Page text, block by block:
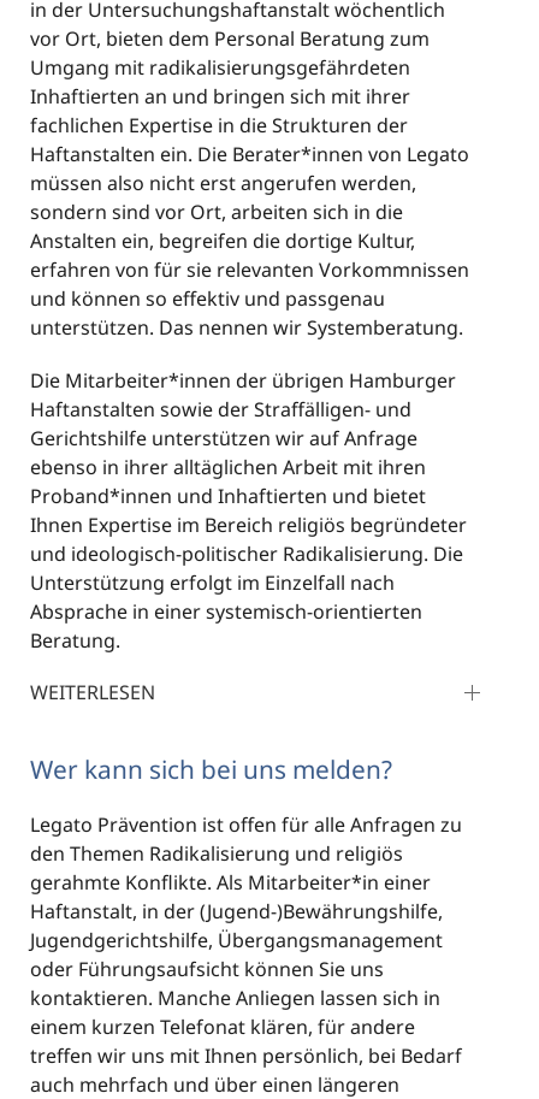
in der Untersuchungshaftanstalt wöchentlich
vor Ort, bieten dem Personal Beratung zum
Umgang mit radikalisierungsgefährdeten
Inhaftierten an und bringen sich mit ihrer
fachlichen Expertise in die Strukturen der
Haftanstalten ein. Die Berater*innen von Legato
müssen also nicht erst angerufen werden,
sondern sind vor Ort, arbeiten sich in die
Anstalten ein, begreifen die dortige Kultur,
erfahren von für sie relevanten Vorkommnissen
und können so effektiv und passgenau
unterstützen. Das nennen wir Systemberatung.
Die Mitarbeiter*innen der übrigen Hamburger
Haftanstalten sowie der Straffälligen- und
Gerichtshilfe unterstützen wir auf Anfrage
ebenso in ihrer alltäglichen Arbeit mit ihren
Proband*innen und Inhaftierten und bietet
Ihnen Expertise im Bereich religiös begründeter
und ideologisch-politischer Radikalisierung. Die
Unterstützung erfolgt im Einzelfall nach
Absprache in einer systemisch-orientierten
Beratung.
WEITERLESEN
Wer kann sich bei uns melden?
Legato Prävention ist offen für alle Anfragen zu
den Themen Radikalisierung und religiös
gerahmte Konflikte. Als Mitarbeiter*in einer
Haftanstalt, in der (Jugend-)Bewährungshilfe,
Jugendgerichtshilfe, Übergangsmanagement
oder Führungsaufsicht können Sie uns
kontaktieren. Manche Anliegen lassen sich in
einem kurzen Telefonat klären, für andere
treffen wir uns mit Ihnen persönlich, bei Bedarf
auch mehrfach und über einen längeren